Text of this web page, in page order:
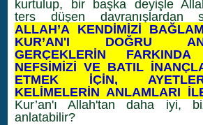
kurtulup, bir başka deyişle
ters düşen davranışlardan
ALLAH’A KENDİMİZİ
KUR’AN'I DOĞRU
GERÇEKLERİN FARKINDA
NEFSİMİZİ VE BATIL
ETMEK İÇİN,
KELİMELERİN ANLAMLARI
Kur’an'ı Allah'tan daha iyi,
anlatabilir?